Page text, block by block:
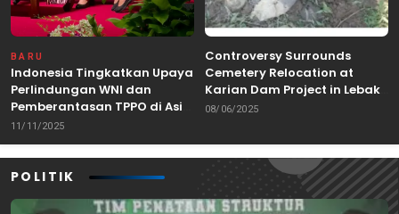
BARU
Indonesia Tingkatkan Upaya
Perlindungan WNI dan
Pemberantasan TPPO di Asia
Tenggara
11/11/2025
Controversy Surrounds
Cemetery Relocation at
Karian Dam Project in Lebak,
Banten
08/06/2025
POLITIK